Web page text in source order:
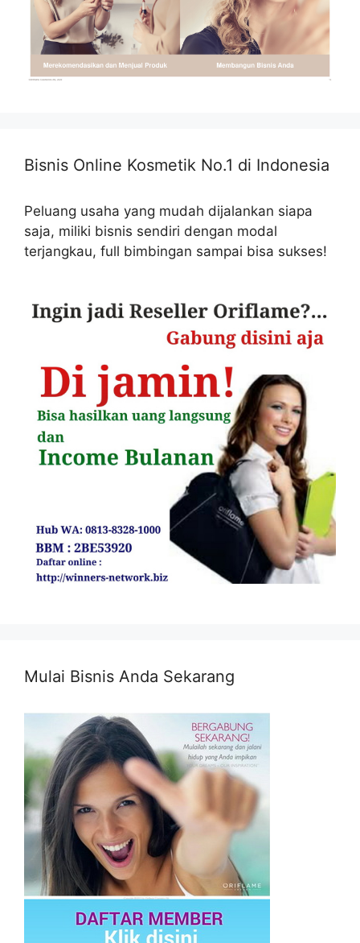
Bisnis Online Kosmetik No.1 di Indonesia
Peluang usaha yang mudah dijalankan siapa
saja, miliki bisnis sendiri dengan modal
terjangkau, full bimbingan sampai bisa sukses!
Mulai Bisnis Anda Sekarang